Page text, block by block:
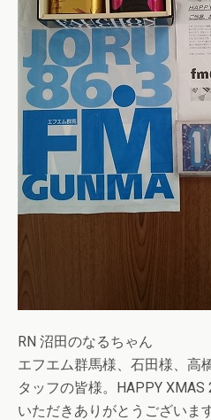
RN 沼田のなるちゃん
エフエム群馬様、石田様、高
タッフの皆様。HAPPY
いただきありがとうございま